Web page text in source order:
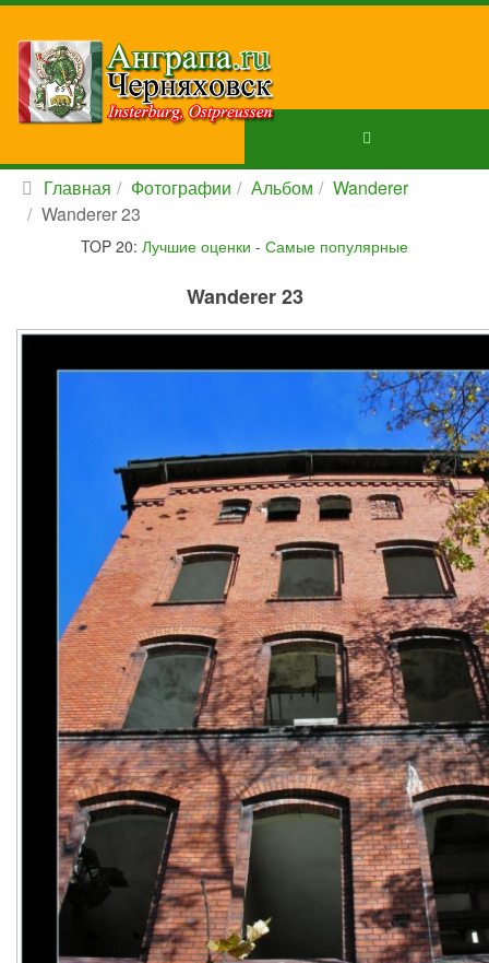
Главная Фотографии Альбом
Wanderer
Wanderer 23
TOP 20: Лучшие оценки - Самые популярные
Wanderer 23